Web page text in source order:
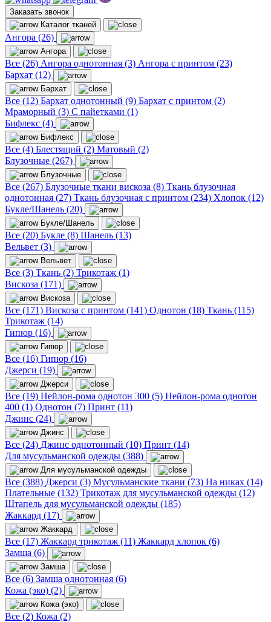
Заказать звонок
Каталог тканей
Ангора (26)
Ангора
Все (26) Ангора однотонная (3) Ангора с принтом (23)
Бархат (12)
Бархат
Все (12) Бархат однотонный (9) Бархат с принтом (2)
Мраморный (3) С пайетками (1)
Бифлекс (4)
Бифлекс
Все (4) Блестящий (2) Матовый (2)
Блузочные (267)
Блузочные
Все (267) Блузочные ткани вискоза (8) Ткань блузочная
однотонная (27) Ткань блузочная с принтом (234) Хлопок (12)
Букле/Шанель (20)
Букле/Шанель
Все (20) Букле (8) Шанель (13)
Вельвет (3)
Вельвет
Все (3) Ткань (2) Трикотаж (1)
Вискоза (171)
Вискоза
Все (171) Вискоза с принтом (141) Однотон (18) Ткань (115)
Трикотаж (14)
Гипюр (16)
Гипюр
Все (16) Гипюр (16)
Джерси (19)
Джерси
Все (19) Нейлон-рома однотон 300 (5) Нейлон-рома однотон
400 (1) Однотон (7) Принт (11)
Джинс (24)
Джинс
Все (24) Джинс однотонный (10) Принт (14)
Для мусульманской одежды (388)
Для мусульманской одежды
Все (388) Джерси (3) Мусульманские ткани (73) На никах (14)
Плательные (132) Трикотаж для мусульманской одежды (12)
Штапель для мусульманской одежды (185)
Жаккард (17)
Жаккард
Все (17) Жаккард трикотаж (11) Жаккард хлопок (6)
Замша (6)
Замша
Все (6) Замша однотонная (6)
Кожа (эко) (2)
Кожа (эко)
Все (2) Кожа (2)